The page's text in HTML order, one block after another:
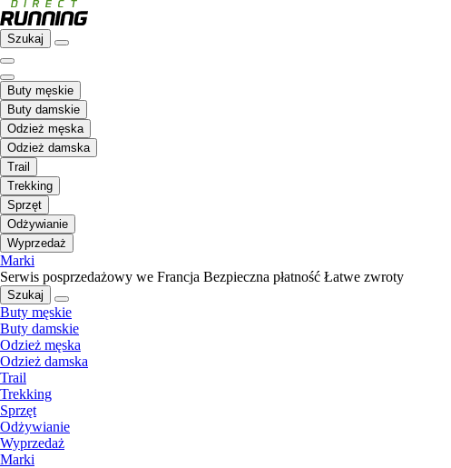
Szukaj
Buty męskie
Buty damskie
Odzież męska
Odzież damska
Trail
Trekking
Sprzęt
Odżywianie
Wyprzedaż
Marki
Serwis posprzedażowy we Francja Bezpieczna płatność Łatwe zwroty
Szukaj
Buty męskie
Buty damskie
Odzież męska
Odzież damska
Trail
Trekking
Sprzęt
Odżywianie
Wyprzedaż
Marki